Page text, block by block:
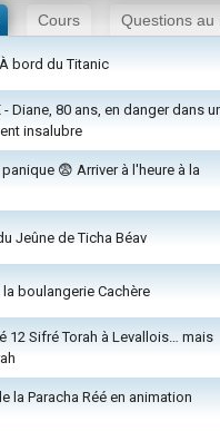
Cours Questions au
bord du Titanic
- Diane, 80 ans, en danger dans
insalubre
😨 Arriver à l'heure à la
Jeûne de Ticha Béav
la boulangerie Cachère
12 Sifré Torah à Levallois… mais
la Paracha Réé en animation